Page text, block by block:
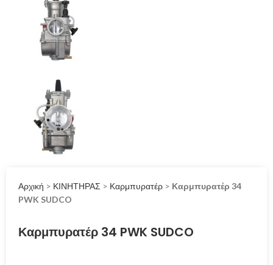
Αρχική > ΚΙΝΗΤΗΡΑΣ > Καρμπυρατέρ > Καρμπυρατέρ 34
PWK SUDCO
Καρμπυρατέρ 34 PWK SUDCO